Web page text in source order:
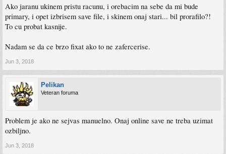
Ako jaranu ukinem pristu racunu, i orebacim na sebe da mi bude
primary, i opet izbrisem save file, i skinem onaj stari... bil prorafilo?!
To cu probat kasnije.
Nadam se da ce brzo fixat ako to ne zafercerise.
Jun 3, 2018
Pelikan
Veteran foruma
Problem je ako ne sejvas manuelno. Onaj online save ne treba uzimat
ozbiljno.
Jun 3, 2018